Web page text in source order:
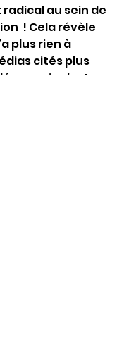
au sein de
! Cela révèle
plus rien à
cités plus
c’est